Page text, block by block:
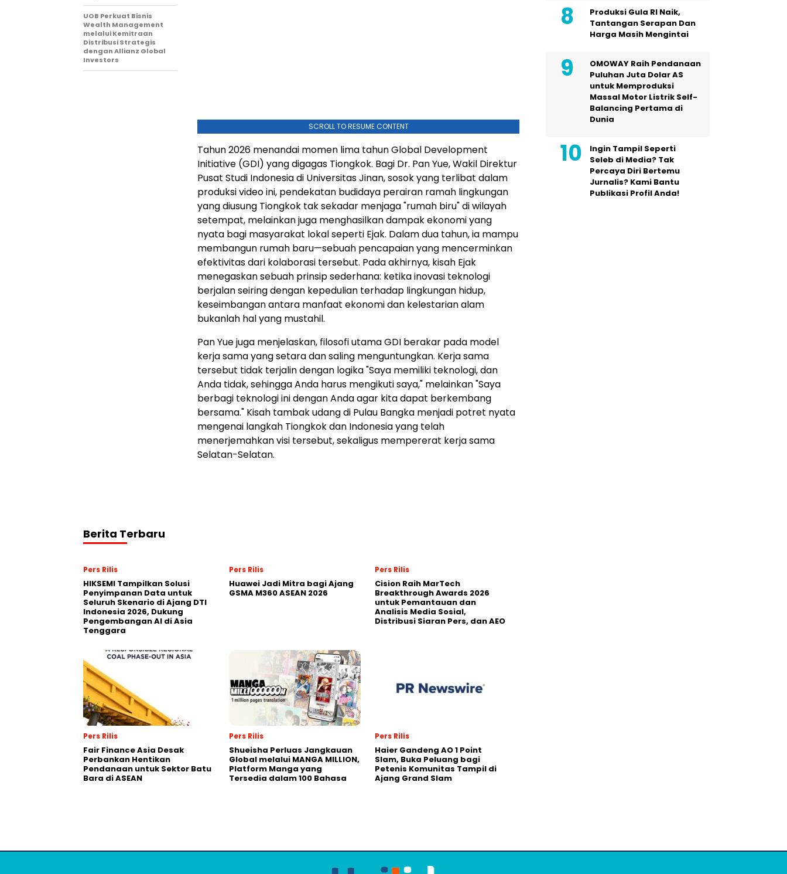
SCROLL TO RESUME CONTENT
Tahun 2026 menandai momen lima tahun Global Development
Initiative (GDI) yang digagas Tiongkok. Bagi Dr. Pan Yue, Wakil Direktur
Pusat Studi Indonesia di Universitas Jinan, sosok yang terlibat dalam
produksi video ini, pendekatan budidaya perairan ramah lingkungan
yang diusung Tiongkok tak sekadar menjaga "rumah biru" di wilayah
setempat, melainkan juga menghasilkan dampak ekonomi yang
nyata bagi masyarakat lokal seperti Ejak. Dalam dua tahun, ia mampu
membangun rumah baru—sebuah pencapaian yang mencerminkan
efektivitas dari kolaborasi tersebut. Pada akhirnya, kisah Ejak
menegaskan sebuah prinsip sederhana: ketika inovasi teknologi
berjalan seiring dengan kepedulian terhadap lingkungan hidup,
keseimbangan antara manfaat ekonomi dan kelestarian alam
bukanlah hal yang mustahil.
Pan Yue juga menjelaskan, filosofi utama GDI berakar pada model
kerja sama yang setara dan saling menguntungkan. Kerja sama
tersebut tidak terjalin dengan logika "Saya memiliki teknologi, dan
Anda tidak, sehingga Anda harus mengikuti saya," melainkan "Saya
berbagi teknologi ini dengan Anda agar kita dapat berkembang
bersama." Kisah tambak udang di Pulau Bangka menjadi potret nyata
mengenai langkah Tiongkok dan Indonesia yang telah
menerjemahkan visi tersebut, sekaligus mempererat kerja sama
Selatan-Selatan.
UOB Perkuat Bisnis
Wealth Management
melalui Kemitraan
Distribusi Strategis
dengan Allianz Global
Investors
Berita Terbaru
Pers Rilis
HIKSEMI Tampilkan Solusi
Penyimpanan Data untuk
Seluruh Skenario di Ajang DTI
Indonesia 2026, Dukung
Pengembangan AI di Asia
Tenggara
Pers Rilis
Huawei Jadi Mitra bagi Ajang
GSMA M360 ASEAN 2026
Pers Rilis
Cision Raih MarTech
Breakthrough Awards 2026
untuk Pemantauan dan
Analisis Media Sosial,
Distribusi Siaran Pers, dan AEO
Pers Rilis
Fair Finance Asia Desak
Perbankan Hentikan
Pendanaan untuk Sektor Batu
Bara di ASEAN
Pers Rilis
Shueisha Perluas Jangkauan
Global melalui MANGA MILLION,
Platform Manga yang
Tersedia dalam 100 Bahasa
Pers Rilis
Haier Gandeng AO 1 Point
Slam, Buka Peluang bagi
Petenis Komunitas Tampil di
Ajang Grand Slam
Produksi Gula RI Naik,
Tantangan Serapan Dan
Harga Masih Mengintai
OMOWAY Raih Pendanaan
Puluhan Juta Dolar AS
untuk Memproduksi
Massal Motor Listrik Self-
Balancing Pertama di
Dunia
Ingin Tampil Seperti
Seleb di Media? Tak
Percaya Diri Bertemu
Jurnalis? Kami Bantu
Publikasi Profil Anda!